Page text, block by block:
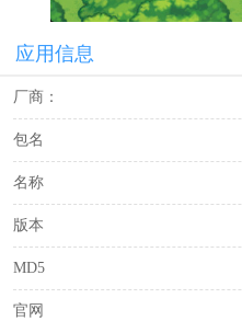
应用信息
厂商：
包名
名称
版本
MD5
官网